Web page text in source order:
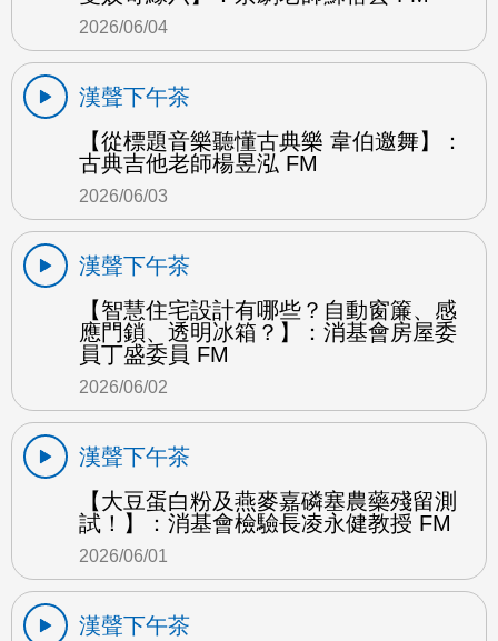
2026/06/04
漢聲下午茶
【從標題音樂聽懂古典樂 韋伯邀舞】：
古典吉他老師楊昱泓 FM
2026/06/03
漢聲下午茶
【智慧住宅設計有哪些？自動窗簾、感
應門鎖、透明冰箱？】：消基會房屋委
員丁盛委員 FM
2026/06/02
漢聲下午茶
【大豆蛋白粉及燕麥嘉磷塞農藥殘留測
試！】：消基會檢驗長凌永健教授 FM
2026/06/01
漢聲下午茶